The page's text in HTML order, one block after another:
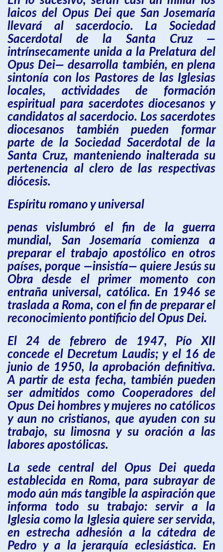
laicos del Opus Dei que San Josemaría
llevará al sacerdocio. La Sociedad
Sacerdotal de la Santa Cruz —
intrínsecamente unida a la Prelatura del
Opus Dei— desarrolla también, en plena
sintonía con los Pastores de las Iglesias
locales, actividades de formación
espiritual para sacerdotes diocesanos y
candidatos al sacerdocio. Los sacerdotes
diocesanos también pueden formar
parte de la Sociedad Sacerdotal de la
Santa Cruz, manteniendo inalterada su
pertenencia al clero de las respectivas
diócesis.
Espíritu romano y universal
penas vislumbró el fin de la guerra
mundial, San Josemaría comienza a
preparar el trabajo apostólico en otros
países, porque —insistía— quiere Jesús su
Obra desde el primer momento con
entraña universal, católica. En 1946 se
traslada a Roma, con el fin de preparar el
reconocimiento pontificio del Opus Dei.
El 24 de febrero de 1947, Pío XII
concede el Decretum Laudis; y el 16 de
junio de 1950, la aprobación definitiva.
A partir de esta fecha, también pueden
ser admitidos como Cooperadores del
Opus Dei hombres y mujeres no católicos
y aun no cristianos, que ayuden con su
trabajo, su limosna y su oración a las
labores apostólicas.
La sede central del Opus Dei queda
establecida en Roma, para subrayar de
modo aún más tangible la aspiración que
informa todo su trabajo: servir a la
Iglesia como la Iglesia quiere ser servida,
en estrecha adhesión a la cátedra de
Pedro y a la jerarquía eclesiástica. En